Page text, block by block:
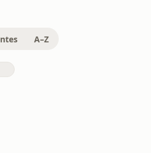
A–Z